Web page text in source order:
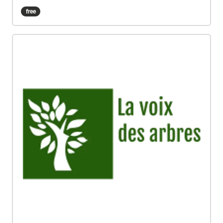
Marilyne Bertoncini
free